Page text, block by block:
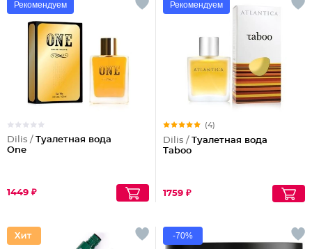
Рекомендуем
Dilis / Туалетная вода
One
1449 ₽
Рекомендуем
(4)
Dilis / Туалетная вода
Taboo
1759 ₽
-70%